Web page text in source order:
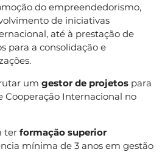
do empreendedorismo,
de iniciativas
até à prestação de
para a consolidação e
um gestor de projetos para
Cooperação Internacional no
ter formação superior
mínima de 3 anos em gestão